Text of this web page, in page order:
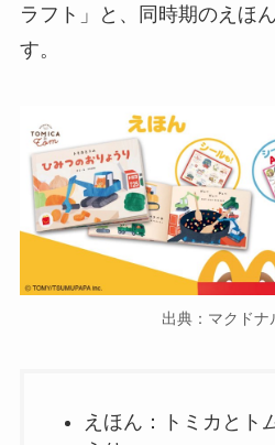
ラフト」と、同時期のえほ
す。
出典：マクドナ
えほん：トミカとト